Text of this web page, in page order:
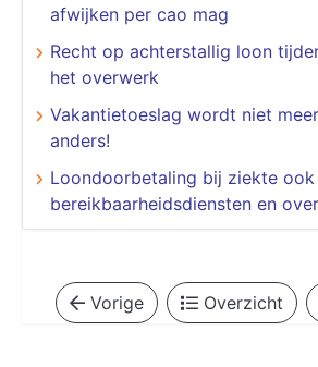
afwijken per cao mag
Recht op achterstallig loon
het overwerk
Vakantietoeslag wordt niet
anders!
Loondoorbetaling bij ziekte ook
bereikbaarheidsdiensten en
Vorige Overzicht